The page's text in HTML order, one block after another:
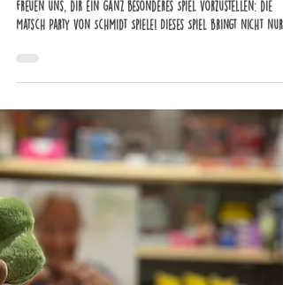
freuen uns, dir ein ganz besonderes Spiel vorzustellen: die
Matsch Party von Schmidt Spiele! Dieses Spiel bringt nicht nur
ganze Familie. Egal, ob du mit deinen Kindern spielst oder
einen Spieleabend mit Freunden planst, Matsch Party sorgt für
Welt voller Schlamm und Vergnügen. Das Ziel? Die